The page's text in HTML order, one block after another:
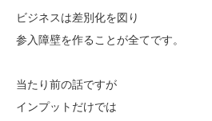
ビジネスは差別化を図り
参入障壁を作ることが全てです。
当たり前の話ですが
インプットだけでは